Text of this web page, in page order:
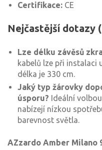
Certifikace: CE
Nejčastější dotazy
Lze délku závěsů
kabelů lze při instalaci
délka je 330 cm.
Jaký typ žárovky
úsporu? Ideální
nabízejí nízkou
barevnost světla.
AZzardo Amber Milano